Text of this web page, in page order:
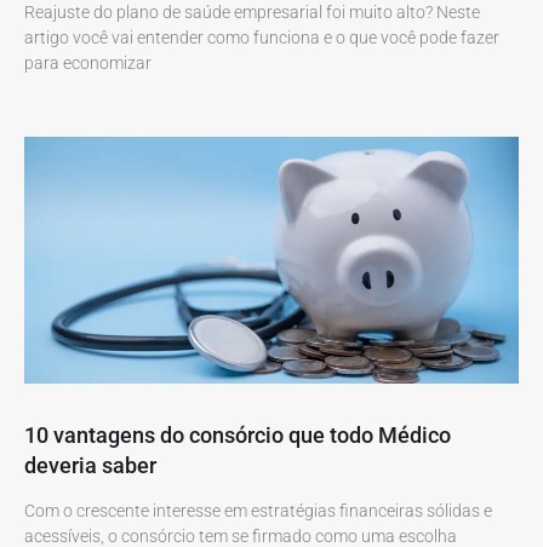
Reajuste do plano de saúde empresarial foi muito alto? Neste
artigo você vai entender como funciona e o que você pode fazer
para economizar
10 vantagens do consórcio que todo Médico
deveria saber
Com o crescente interesse em estratégias financeiras sólidas e
acessíveis, o consórcio tem se firmado como uma escolha